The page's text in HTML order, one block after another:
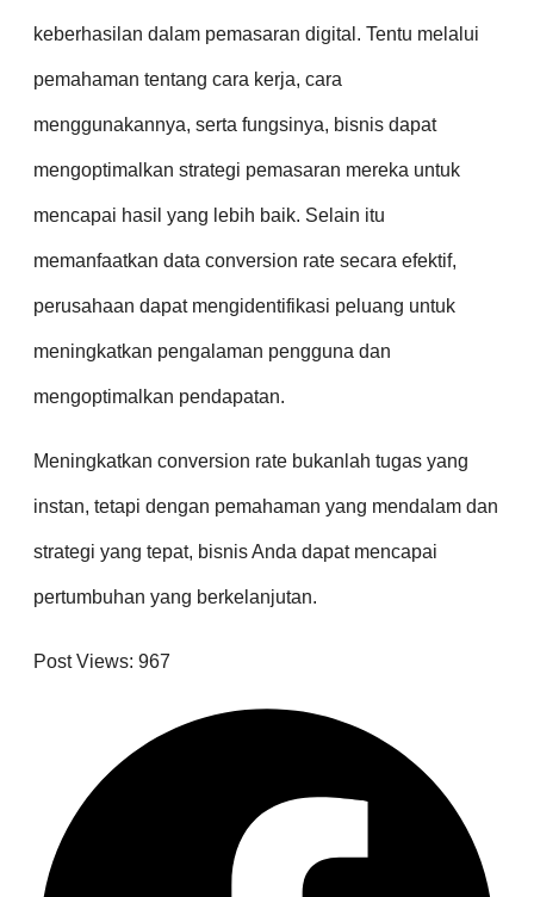
keberhasilan dalam pemasaran digital. Tentu melalui
pemahaman tentang cara kerja, cara
menggunakannya, serta fungsinya, bisnis dapat
mengoptimalkan strategi pemasaran mereka untuk
mencapai hasil yang lebih baik. Selain itu
memanfaatkan data conversion rate secara efektif,
perusahaan dapat mengidentifikasi peluang untuk
meningkatkan pengalaman pengguna dan
mengoptimalkan pendapatan.
Meningkatkan conversion rate bukanlah tugas yang
instan, tetapi dengan pemahaman yang mendalam dan
strategi yang tepat, bisnis Anda dapat mencapai
pertumbuhan yang berkelanjutan.
Post Views: 967